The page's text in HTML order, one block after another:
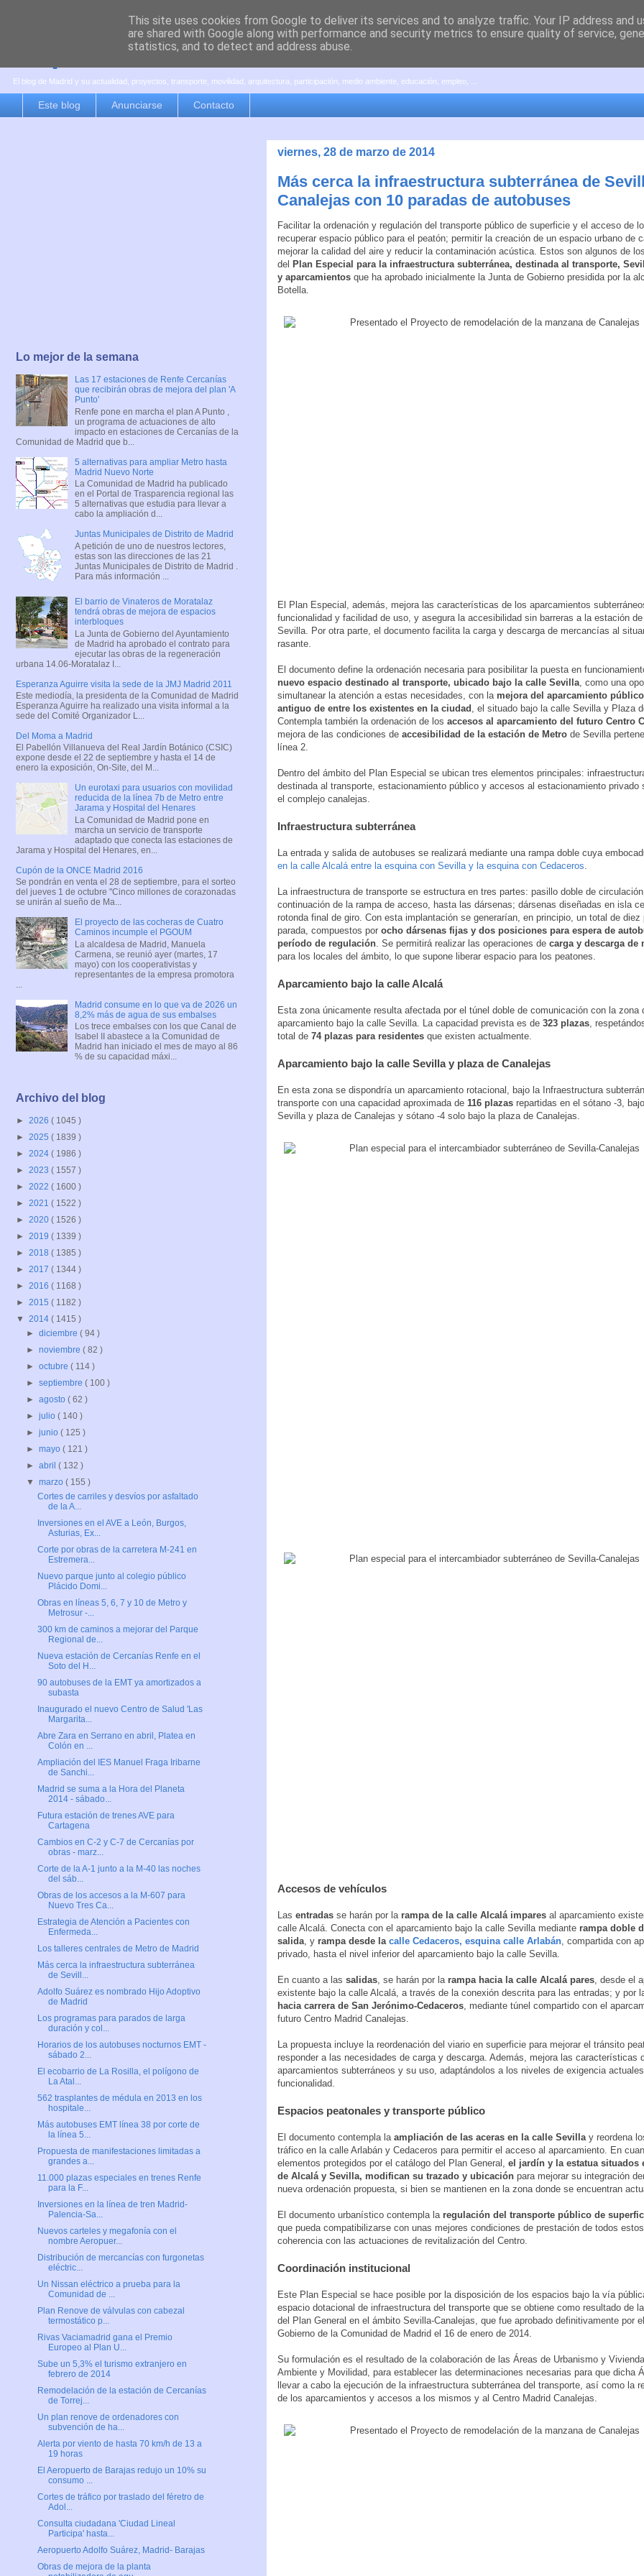
es por madrid
El blog de Madrid y su actualidad, proyectos, transporte, movilidad, arquitectura, participación, medio ambiente, educación, empleo, ...
Este blog Anunciarse Contacto
viernes, 28 de marzo de 2014
Más cerca la infraestructura subterránea de
Canalejas con 10 paradas de autobuses
Facilitar la ordenación y regulación del transporte público de superficie y el acceso de
recuperar espacio público para el peatón; permitir la creación de un espacio urbano de
mejorar la calidad del aire y reducir la contaminación acústica. Estos son algunos de
del Plan Especial para la infraestructura subterránea, destinada al transporte,
y aparcamientos que ha aprobado inicialmente la Junta de Gobierno presidida por la
Botella.
El Plan Especial, además, mejora las características de los aparcamientos
funcionalidad y facilidad de uso, y asegura la accesibilidad sin barreras a la estación
Sevilla. Por otra parte, el documento facilita la carga y descarga de mercancías al
rasante.
El documento define la ordenación necesaria para posibilitar la puesta en
nuevo espacio destinado al transporte, ubicado bajo la calle Sevilla , como una
simultanear la atención a estas necesidades, con la mejora del aparcamiento
antiguo de entre los existentes en la ciudad
, el situado bajo la calle Sevilla y Plaza
Contempla también la ordenación de los accesos al aparcamiento del futuro Centro
mejora de las condiciones de accesibilidad de la estación de Metro de Sevilla
línea 2.
Dentro del ámbito del Plan Especial se ubican tres elementos principales:
destinada al transporte, estacionamiento público y accesos al estacionamiento privado
el complejo canalejas.
Infraestructura subterránea
La entrada y salida de autobuses se realizará mediante una rampa doble cuya
en la calle Alcalá entre la esquina con Sevilla y la esquina con Cedaceros
La infraestructura de transporte se estructura en tres partes: pasillo doble de circulación,
continuación de la rampa de acceso, hasta las dársenas; dársenas diseñadas en isla
rotonda final de giro. Con esta implantación se generarían, en principio, un total de diez
parada, compuestos por ocho dársenas fijas y dos posiciones para espera de
período de regulación . Se permitirá realizar las operaciones de carga y descarga de
para los locales del ámbito, lo que supone liberar espacio para los peatones.
Aparcamiento bajo la calle Alcalá
Esta zona únicamente resulta afectada por el túnel doble de comunicación con la zona
aparcamiento bajo la calle Sevilla. La capacidad prevista es de 323 plazas ,
total de 74 plazas para residentes que existen actualmente.
Aparcamiento bajo la calle Sevilla y plaza de Canalejas
En esta zona se dispondría un aparcamiento rotacional, bajo la Infraestructura
transporte con una capacidad aproximada de 116 plazas repartidas en el sótano -3,
Sevilla y plaza de Canalejas y sótano -4 solo bajo la plaza de Canalejas.
Accesos de vehículos
Las entradas se harán por la rampa de la calle Alcalá impares al aparcamiento
calle Alcalá. Conecta con el aparcamiento bajo la calle Sevilla mediante rampa doble
salida , y rampa desde la calle Cedaceros, esquina calle Arlabán , compartida con
privado, hasta el nivel inferior del aparcamiento bajo la calle Sevilla.
En cuanto a las salidas , se harán por la rampa hacia la calle Alcalá pares , desde el
existente bajo la calle Alcalá, a través de la conexión descrita para las entradas; y por
hacia carrera de San Jerónimo-Cedaceros , mediante túnel compartido con el
futuro Centro Madrid Canalejas.
La propuesta incluye la reordenación del viario en superficie para mejorar el tránsito
responder a las necesidades de carga y descarga. Además, mejora las características
aparcamientos subterráneos y su uso, adaptándolos a los niveles de exigencia
funcionalidad.
Espacios peatonales y transporte público
El documento contempla la ampliación de las aceras en la calle Sevilla y reordena
tráfico en la calle Arlabán y Cedaceros para permitir el acceso al aparcamiento. En
elementos protegidos por el catálogo del Plan General, el jardín y la estatua situados
de Alcalá y Sevilla, modifican su trazado y ubicación para mejorar su integración
nueva ordenación propuesta, si bien se mantienen en la zona donde se encuentran
El documento urbanístico contempla la regulación del transporte público de
que pueda compatibilizarse con unas mejores condiciones de prestación de todos
coherencia con las actuaciones de revitalización del Centro.
Coordinación institucional
Este Plan Especial se hace posible por la disposición de los espacios bajo la vía
espacio dotacional de infraestructura del transporte que se obtiene como resultado de
del Plan General en el ámbito Sevilla-Canalejas, que fue aprobado definitivamente por
Gobierno de la Comunidad de Madrid el 16 de enero de 2014.
Su formulación es el resultado de la colaboración de las Áreas de Urbanismo y
Ambiente y Movilidad, para establecer las determinaciones necesarias para que dicha
llevar a cabo la ejecución de la infraestructura subterránea del transporte, así como la
de los aparcamientos y accesos a los mismos y al Centro Madrid Canalejas.
Lo mejor de la semana
Las 17 estaciones de Renfe Cercanías
que recibirán obras de mejora del plan 'A
Punto'
Renfe pone en marcha el plan A Punto ,
un programa de actuaciones de alto
impacto en estaciones de Cercanías de la
Comunidad de Madrid que b...
5 alternativas para ampliar Metro hasta
Madrid Nuevo Norte
La Comunidad de Madrid ha publicado
en el Portal de Trasparencia regional las
5 alternativas que estudia para llevar a
cabo la ampliación d...
Juntas Municipales de Distrito de Madrid
A petición de uno de nuestros lectores,
estas son las direcciones de las 21
Juntas Municipales de Distrito de Madrid .
Para más información ...
El barrio de Vinateros de Moratalaz
tendrá obras de mejora de espacios
interbloques
La Junta de Gobierno del Ayuntamiento
de Madrid ha aprobado el contrato para
ejecutar las obras de la regeneración
urbana 14.06-Moratalaz I...
Esperanza Aguirre visita la sede de la JMJ Madrid 2011
Este mediodía, la presidenta de la Comunidad de Madrid
Esperanza Aguirre ha realizado una visita informal a la
sede del Comité Organizador L...
Del Moma a Madrid
El Pabellón Villanueva del Real Jardín Botánico (CSIC)
expone desde el 22 de septiembre y hasta el 14 de
enero la exposición, On-Site, del M...
Un eurotaxi para usuarios con movilidad
reducida de la línea 7b de Metro entre
Jarama y Hospital del Henares
La Comunidad de Madrid pone en
marcha un servicio de transporte
adaptado que conecta las estaciones de
Jarama y Hospital del Henares, en...
Cupón de la ONCE Madrid 2016
Se pondrán en venta el 28 de septiembre, para el sorteo
del jueves 1 de octubre "Cinco millones de corazonadas
se unirán al sueño de Ma...
El proyecto de las cocheras de Cuatro
Caminos incumple el PGOUM
La alcaldesa de Madrid, Manuela
Carmena, se reunió ayer (martes, 17
mayo) con los cooperativistas y
representantes de la empresa promotora
Madrid consume en lo que va de 2026 un
8,2% más de agua de sus embalses
Los trece embalses con los que Canal de
Isabel II abastece a la Comunidad de
Madrid han iniciado el mes de mayo al 86
% de su capacidad máxi...
Archivo del blog
► 2026 ( 1045 )
► 2025 ( 1839 )
► 2024 ( 1986 )
► 2023 ( 1557 )
► 2022 ( 1600 )
► 2021 ( 1522 )
► 2020 ( 1526 )
► 2019 ( 1339 )
► 2018 ( 1385 )
► 2017 ( 1344 )
► 2016 ( 1168 )
► 2015 ( 1182 )
▼ 2014 ( 1415 )
►diciembre( 94 )
►noviembre( 82 )
►octubre( 114 )
►septiembre( 100 )
►agosto( 62 )
►julio( 140 )
►junio( 125 )
►mayo( 121 )
►abril( 132 )
▼marzo( 155 )
Cortes de carriles y desvíos por asfaltado
de la A...
Inversiones en el AVE a León, Burgos,
Asturias, Ex...
Corte por obras de la carretera M-241 en
Estremera...
Nuevo parque junto al colegio público
Plácido Domi...
Obras en líneas 5, 6, 7 y 10 de Metro y
Metrosur -...
300 km de caminos a mejorar del Parque
Regional de...
Nueva estación de Cercanías Renfe en el
Soto del H...
90 autobuses de la EMT ya amortizados a
subasta
Inaugurado el nuevo Centro de Salud 'Las
Margarita...
Abre Zara en Serrano en abril, Platea en
Colón en ...
Ampliación del IES Manuel Fraga Iribarne
de Sanchi...
Madrid se suma a la Hora del Planeta
2014 - sábado...
Futura estación de trenes AVE para
Cartagena
Cambios en C-2 y C-7 de Cercanías por
obras - marz...
Corte de la A-1 junto a la M-40 las noches
del sáb...
Obras de los accesos a la M-607 para
Nuevo Tres Ca...
Estrategia de Atención a Pacientes con
Enfermeda...
Los talleres centrales de Metro de Madrid
Más cerca la infraestructura subterránea
de Sevill...
Adolfo Suárez es nombrado Hijo Adoptivo
de Madrid
Los programas para parados de larga
duración y col...
Horarios de los autobuses nocturnos EMT -
sábado 2...
El ecobarrio de La Rosilla, el polígono de
La Atal...
562 trasplantes de médula en 2013 en los
hospitale...
Más autobuses EMT línea 38 por corte de
la línea 5...
Propuesta de manifestaciones limitadas a
grandes a...
11.000 plazas especiales en trenes Renfe
para la F...
Inversiones en la línea de tren Madrid-
Palencia-Sa...
Nuevos carteles y megafonía con el
nombre Aeropuer...
Distribución de mercancías con furgonetas
eléctric...
Un Nissan eléctrico a prueba para la
Comunidad de ...
Plan Renove de válvulas con cabezal
termostático p...
Rivas Vaciamadrid gana el Premio
Europeo al Plan U...
Sube un 5,3% el turismo extranjero en
febrero de 2014
Remodelación de la estación de Cercanías
de Torrej...
Un plan renove de ordenadores con
subvención de ha...
Alerta por viento de hasta 70 km/h de 13 a
19 horas
El Aeropuerto de Barajas redujo un 10% su
consumo ...
Cortes de tráfico por traslado del féretro de
Adol...
Consulta ciudadana 'Ciudad Lineal
Participa' hasta...
Aeropuerto Adolfo Suárez, Madrid- Barajas
Obras de mejora de la planta
This site uses cookies from Google to deliver its services and to analyze traffic. Your IP address and
are shared with Google along with performance and security metrics to ensure quality of service,
statistics, and to detect and address abuse.